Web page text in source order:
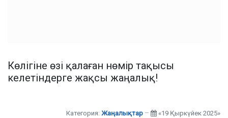
Көлігіне өзі қалаған нөмір тақысы
келетіндерге жақсы жаңалық!
Категория: Жаңалықтар «19 Қыркүйек 2025»